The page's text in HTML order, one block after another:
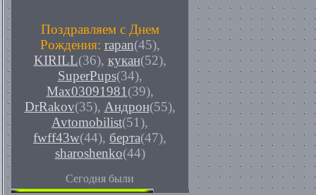
Поздравляем с Днем
Рождения: rapan(45),
KIRILL(36), кукан(52),
SuperPups(34),
Max03091981 (39),
DrRakov(35), Андрон(55),
Avtomobilist(51),
fwff43w(44), берта(47),
sharoshenko(44)
Сегодня были